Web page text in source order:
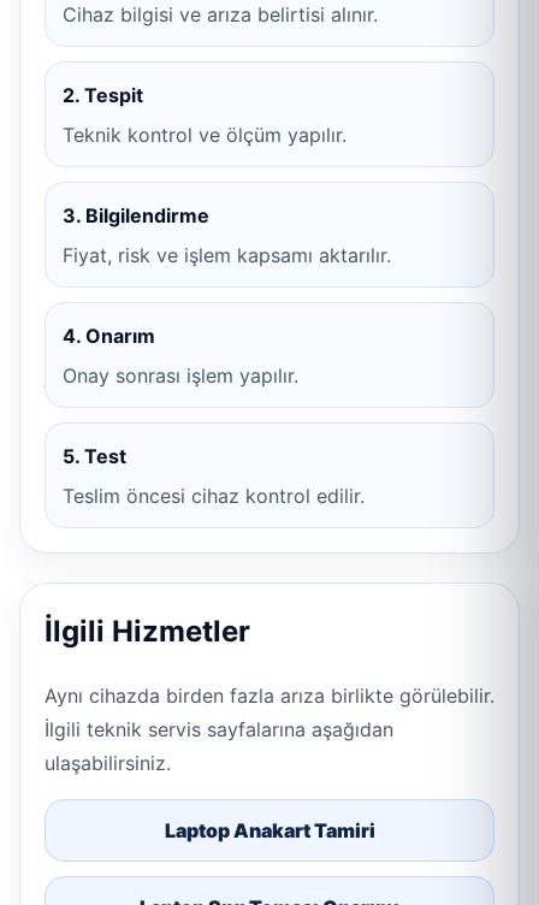
Cihaz bilgisi ve arıza belirtisi alınır.
2. Tespit
Teknik kontrol ve ölçüm yapılır.
3. Bilgilendirme
Fiyat, risk ve işlem kapsamı aktarılır.
4. Onarım
Onay sonrası işlem yapılır.
5. Test
Teslim öncesi cihaz kontrol edilir.
İlgili Hizmetler
Aynı cihazda birden fazla arıza birlikte görülebilir.
İlgili teknik servis sayfalarına aşağıdan
ulaşabilirsiniz.
Laptop Anakart Tamiri